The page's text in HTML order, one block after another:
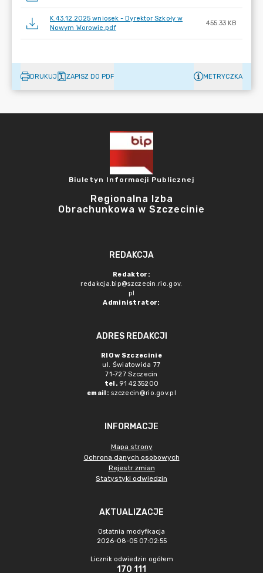
K.43.12.2025 wniosek - Dyrektor Szkoły w
Nowym Worowie.pdf
455.33 KB
DRUKUJ ZAPISZ DO PDF METRYCZKA
Biuletyn Informacji Publicznej
Regionalna Izba
Obrachunkowa w Szczecinie
REDAKCJA
Redaktor:
redakcja.bip@szczecin.rio.gov.
pl
Administrator:
ADRES REDAKCJI
RIO w Szczecinie
ul. Światowida 77
71-727 Szczecin
tel. 91 4235200
email: szczecin@rio.gov.pl
INFORMACJE
Mapa strony
Ochrona danych osobowych
Rejestr zmian
Statystyki odwiedzin
AKTUALIZACJE
Ostatnia modyfikacja
2026-08-05 07:02:55
Licznik odwiedzin ogółem
170 111